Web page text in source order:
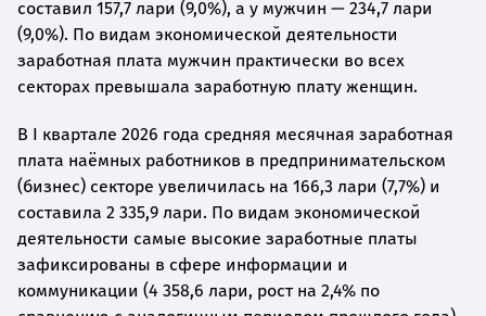
составил 157,7 лари (9,0%), а у мужчин — 234,7 лари
(9,0%). По видам экономической деятельности
заработная плата мужчин практически во всех
секторах превышала заработную плату женщин.
В I квартале 2026 года средняя месячная заработная
плата наёмных работников в предпринимательском
(бизнес) секторе увеличилась на 166,3 лари (7,7%) и
составила 2 335,9 лари. По видам экономической
деятельности самые высокие заработные платы
зафиксированы в сфере информации и
коммуникации (4 358,6 лари, рост на 2,4% по